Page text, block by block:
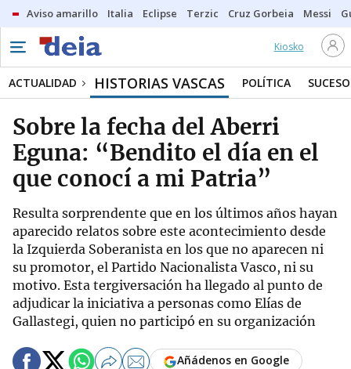
Aviso amarillo Italia Eclipse Terzic Cruz Gorbeia Messi
Kiosko
ACTUALIDAD HISTORIAS VASCAS POLÍTICA
Sobre la fecha del Aberri
Eguna: “Bendito el día en el
que conocí a mi Patria”
Resulta sorprendente que en los últimos años hayan
aparecido relatos sobre este acontecimiento desde
la Izquierda Soberanista en los que no aparecen ni
su promotor, el Partido Nacionalista Vasco, ni su
motivo. Esta tergiversación ha llegado al punto de
adjudicar la iniciativa a personas como Elías de
Gallastegi, quien no participó en su organización
Añádenos en Google